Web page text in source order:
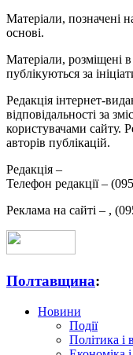
Матеріали, позначені
основі.
Матеріали, розміщені
публікуються за
Редакція інтернет-
відповідальності за
користувачами сайту.
авторів публікацій.
Редакція –
Телефон редакції –
Реклама на сайті – ,
Полтавщина:
Новини
Події
Політика і